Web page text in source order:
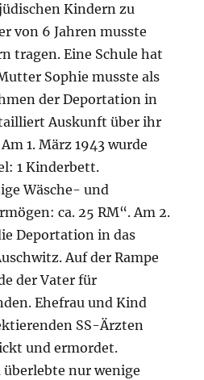
Kindern zu
von 6 Jahren musste
tragen. Eine Schule hat
Sophie musste als
der Deportation in
Auskunft über ihr
1. März 1943 wurde
1 Kinderbett.
Wäsche- und
ca. 25 RM“. Am 2.
Deportation in das
Auf der Rampe
der Vater für
Ehefrau und Kind
SS-Ärzten
und ermordet.
nur wenige